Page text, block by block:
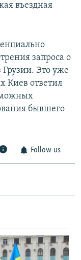
въездная
запроса о
Это уже
Киев ответил
бывшего
Follow us